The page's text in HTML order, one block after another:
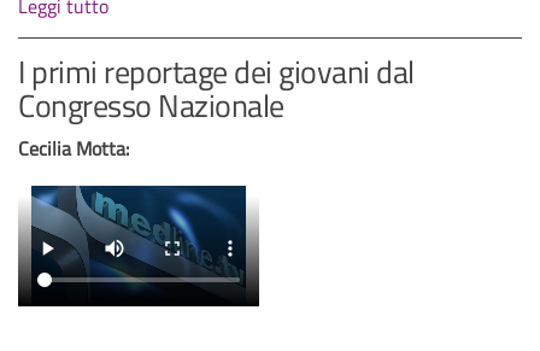
Leggi tutto
I primi reportage dei giovani dal
Congresso Nazionale
Cecilia Motta: